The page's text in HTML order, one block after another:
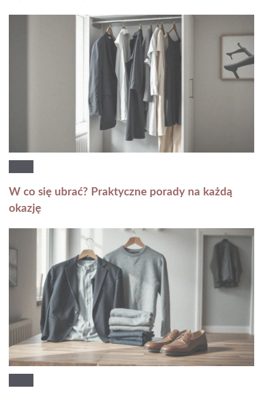
W co się ubrać? Praktyczne porady na każdą
okazję